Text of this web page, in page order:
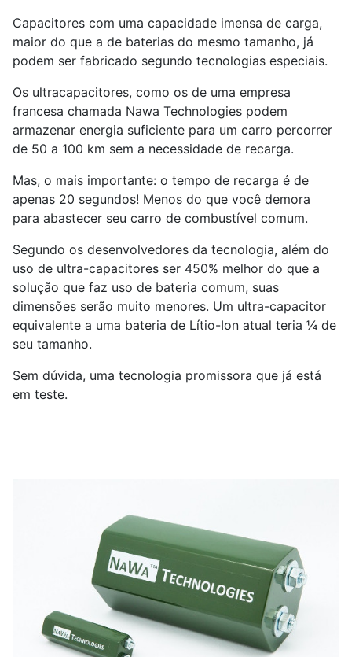
Capacitores com uma capacidade imensa de carga,
maior do que a de baterias do mesmo tamanho, já
podem ser fabricado segundo tecnologias especiais.
Os ultracapacitores, como os de uma empresa
francesa chamada Nawa Technologies podem
armazenar energia suficiente para um carro percorrer
de 50 a 100 km sem a necessidade de recarga.
Mas, o mais importante: o tempo de recarga é de
apenas 20 segundos! Menos do que você demora
para abastecer seu carro de combustível comum.
Segundo os desenvolvedores da tecnologia, além do
uso de ultra-capacitores ser 450% melhor do que a
solução que faz uso de bateria comum, suas
dimensões serão muito menores. Um ultra-capacitor
equivalente a uma bateria de Lítio-Ion atual teria ¼ de
seu tamanho.
Sem dúvida, uma tecnologia promissora que já está
em teste.